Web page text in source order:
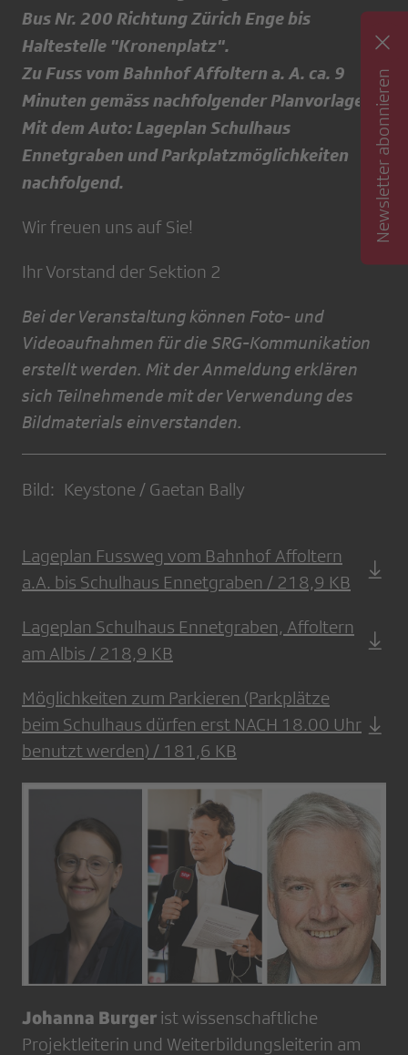
Bus Nr. 200 Richtung Zürich Enge bis
Haltestelle "Kronenplatz".
Zu Fuss vom Bahnhof Affoltern a. A. ca. 9
Minuten gemäss nachfolgender Planvorlage.
Mit dem Auto: Lageplan Schulhaus
Ennetgraben und Parkplatzmöglichkeiten
nachfolgend.
Wir freuen uns auf Sie!
Ihr Vorstand der Sektion 2
Bei der Veranstaltung können Foto- und
Videoaufnahmen für die SRG-Kommunikation
erstellt werden. Mit der Anmeldung erklären
sich Teilnehmende mit der Verwendung des
Bildmaterials einverstanden.
Bild: Keystone / Gaetan Bally
Lageplan Fussweg vom Bahnhof Affoltern
a.A. bis Schulhaus Ennetgraben / 218,9 KB
Lageplan Schulhaus Ennetgraben, Affoltern
am Albis / 218,9 KB
Möglichkeiten zum Parkieren (Parkplätze
beim Schulhaus dürfen erst NACH 18.00 Uhr
benutzt werden) / 181,6 KB
Johanna Burger ist wissenschaftliche
Projektleiterin und Weiterbildungsleiterin am
Newsletter abonnieren